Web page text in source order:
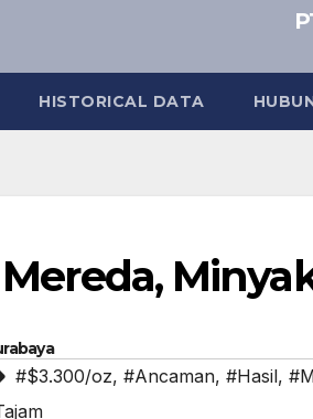
HISTORICAL DATA
#$3.300/oz, #Ancaman, #Hasil,